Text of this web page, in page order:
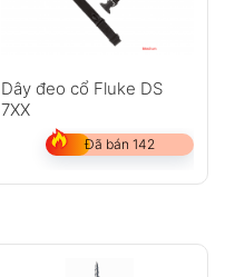
Dây đeo cổ Fluke DS
7XX
Đã bán 142